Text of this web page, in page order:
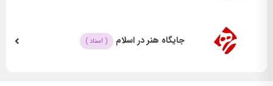
جهت رزرو کلیک کنیدجایگاه هنر در اسلام ( اسناد )